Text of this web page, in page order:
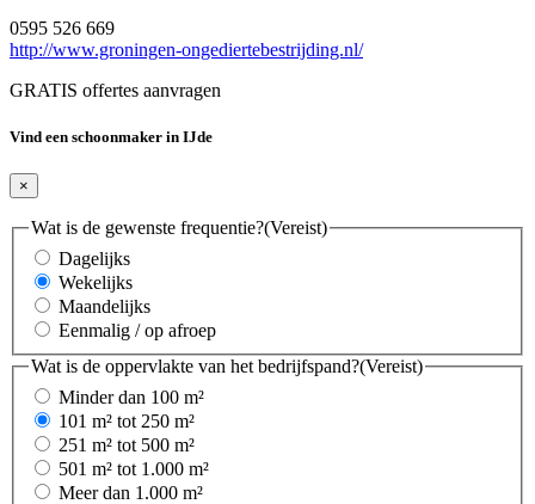
0595 526 669
http://www.groningen-ongediertebestrijding.nl/
GRATIS offertes aanvragen
Vind een schoonmaker in IJde
×
Wat is de gewenste frequentie?(Vereist)
Dagelijks
Wekelijks
Maandelijks
Eenmalig / op afroep
Wat is de oppervlakte van het bedrijfspand?(Vereist)
Minder dan 100 m²
101 m² tot 250 m²
251 m² tot 500 m²
501 m² tot 1.000 m²
Meer dan 1.000 m²